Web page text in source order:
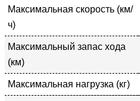
Максимальная скорость (км/
ч)
Максимальный запас хода
(км)
Максимальная нагрузка (кг)